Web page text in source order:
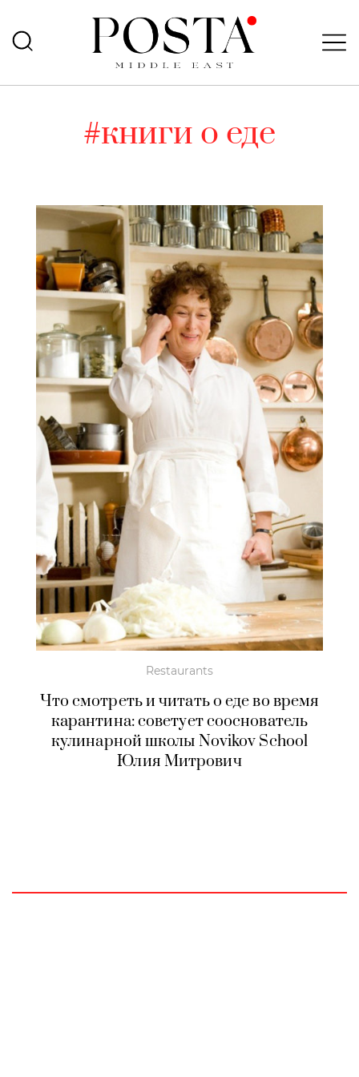
#книги о еде
Restaurants
Что смотреть и читать о еде во время
карантина: советует сооснователь
кулинарной школы Novikov School
Юлия Митрович